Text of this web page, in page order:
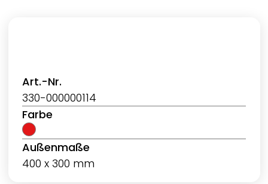
Art.-Nr.
330-000000114
Farbe
Außenmaße
400 x 300 mm